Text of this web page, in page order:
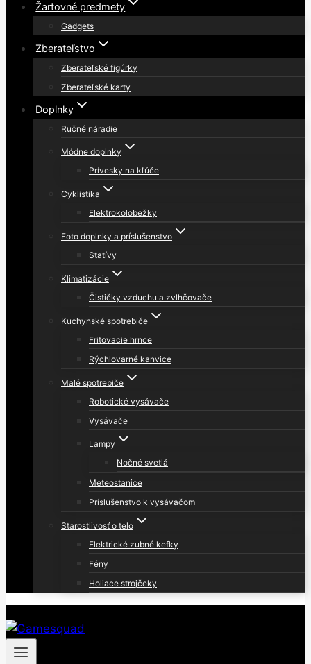
Žartovné predmety
Gadgets
Zberateľstvo
Zberateľské figúrky
Zberateľské karty
Doplnky
Ručné náradie
Módne doplnky
Prívesky na kľúče
Cyklistika
Elektrokolobežky
Foto doplnky a príslušenstvo
Statívy
Klimatizácie
Čističky vzduchu a zvlhčovače
Kuchynské spotrebiče
Fritovacie hrnce
Rýchlovarné kanvice
Malé spotrebiče
Robotické vysávače
Vysávače
Lampy
Nočné svetlá
Meteostanice
Príslušenstvo k vysávačom
Starostlivosť o telo
Elektrické zubné kefky
Fény
Holiace strojčeky